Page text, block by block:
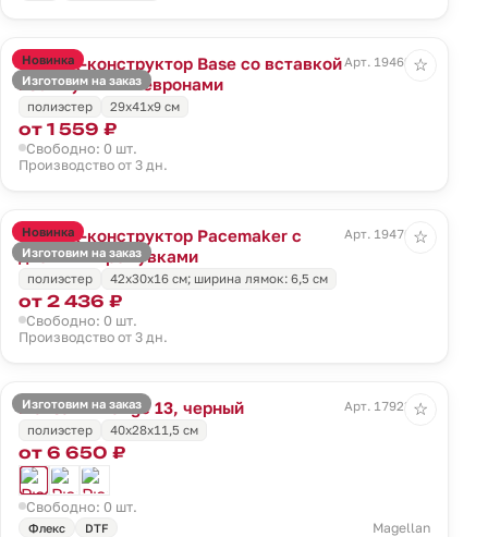
Новинка
Изготовим на заказ
Рюкзак-конструктор Base со вставкой
из липучки и шевронами
Арт. 19469.00
полиэстер 29х41х9 см
от 1 559 ₽
Свободно: 0 шт.
Производство от 3 дн.
☆
Новинка
Изготовим на заказ
Рюкзак-конструктор Pacemaker с
двойными ремувками
Арт. 19470.00
полиэстер 42х30х16 см; ширина лямок: 6,5 см
от 2 436 ₽
Свободно: 0 шт.
Производство от 3 дн.
☆
Изготовим на заказ
Рюкзак T Range 13, черный
Арт. 17923.30
полиэстер
40x28x11,5 см
от 6 650 ₽
Свободно: 0 шт.
Флекс DTF Magellan
☆